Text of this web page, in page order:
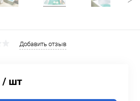
Добавить отзыв
/ шт